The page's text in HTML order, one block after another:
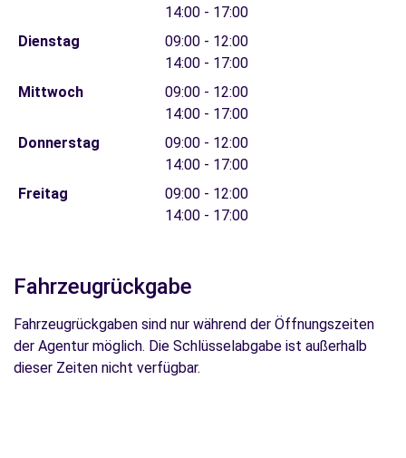
14:00 - 17:00
Dienstag
09:00 - 12:00
14:00 - 17:00
Mittwoch
09:00 - 12:00
14:00 - 17:00
Donnerstag
09:00 - 12:00
14:00 - 17:00
Freitag
09:00 - 12:00
14:00 - 17:00
Fahrzeugrückgabe
Fahrzeugrückgaben sind nur während der Öffnungszeiten
der Agentur möglich. Die Schlüsselabgabe ist außerhalb
dieser Zeiten nicht verfügbar.